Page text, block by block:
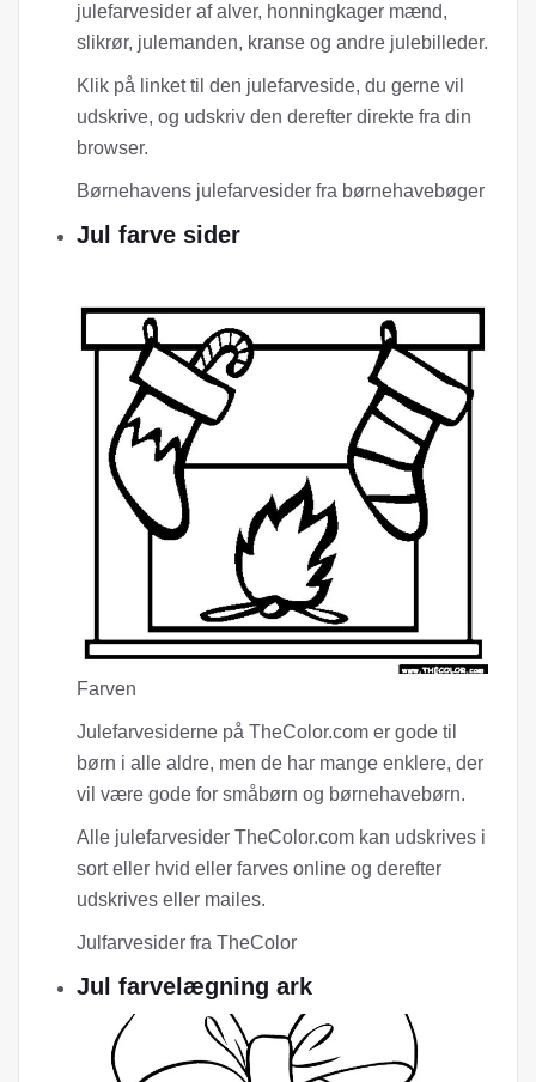
julefarvesider af alver, honningkager mænd,
slikrør, julemanden, kranse og andre julebilleder.
Klik på linket til den julefarveside, du gerne vil
udskrive, og udskriv den derefter direkte fra din
browser.
Børnehavens julefarvesider fra børnehavebøger
Jul farve sider
Farven
Julefarvesiderne på TheColor.com er gode til
børn i alle aldre, men de har mange enklere, der
vil være gode for småbørn og børnehavebørn.
Alle julefarvesider TheColor.com kan udskrives i
sort eller hvid eller farves online og derefter
udskrives eller mailes.
Julfarvesider fra TheColor
Jul farvelægning ark